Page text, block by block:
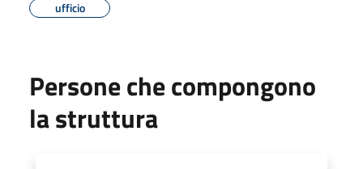
ufficio
Persone che compongono
la struttura